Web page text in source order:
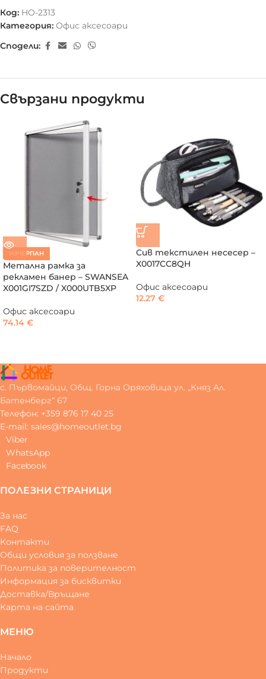
Код: HO-2313
Категория: Офис аксесоари
Сподели:
Свързани продукти
ИЗЧЕРПАН
Метална рамка за
рекламен банер – SWANSEA
X001GI7SZD / X000UTB5XP
Офис аксесоари
74.14 €
Сив текстилен несесер –
X0017CC8QH
Офис аксесоари
12.27 €
с. Първомайци, Общ. Горна Оряховица ул. „Княз Ал.
Батенберг“ 67
Телефон: +359 876 17 40 25
E-mail: sales@homeoutlet.bg
Viber
WhatsApp
Facebook
ПОЛЕЗНИ СТРАНИЦИ
За нас
FAQ
Контакти
Общи условия за ползване
Политика за поверителност
Информация за бисквитки
Доставка/Връщане
Карта на сайта
МЕНЮ
Начало
Продукти